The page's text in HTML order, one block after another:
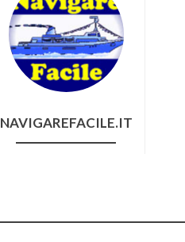
NAVIGAREFACILE.IT